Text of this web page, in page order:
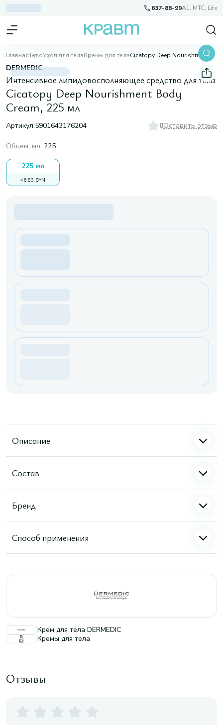
637-88-99A1, МТС, Life
ГлавнаяТелоУход для телаКремы для тела Cicatopy Deep Nourishment Body Cream, 225 мл
DERMEDIC
Интенсивное липидовосполняющее средство для тела
Cicatopy Deep Nourishment Body
Cream, 225 мл
Артикул:5901643176204 0Оставить отзыв
Объем, мл: 225
225 мл
46,83 BYN
Описание
Состав
Бренд
Способ применения
Крем для тела DERMEDIC
Кремы для тела
Отзывы